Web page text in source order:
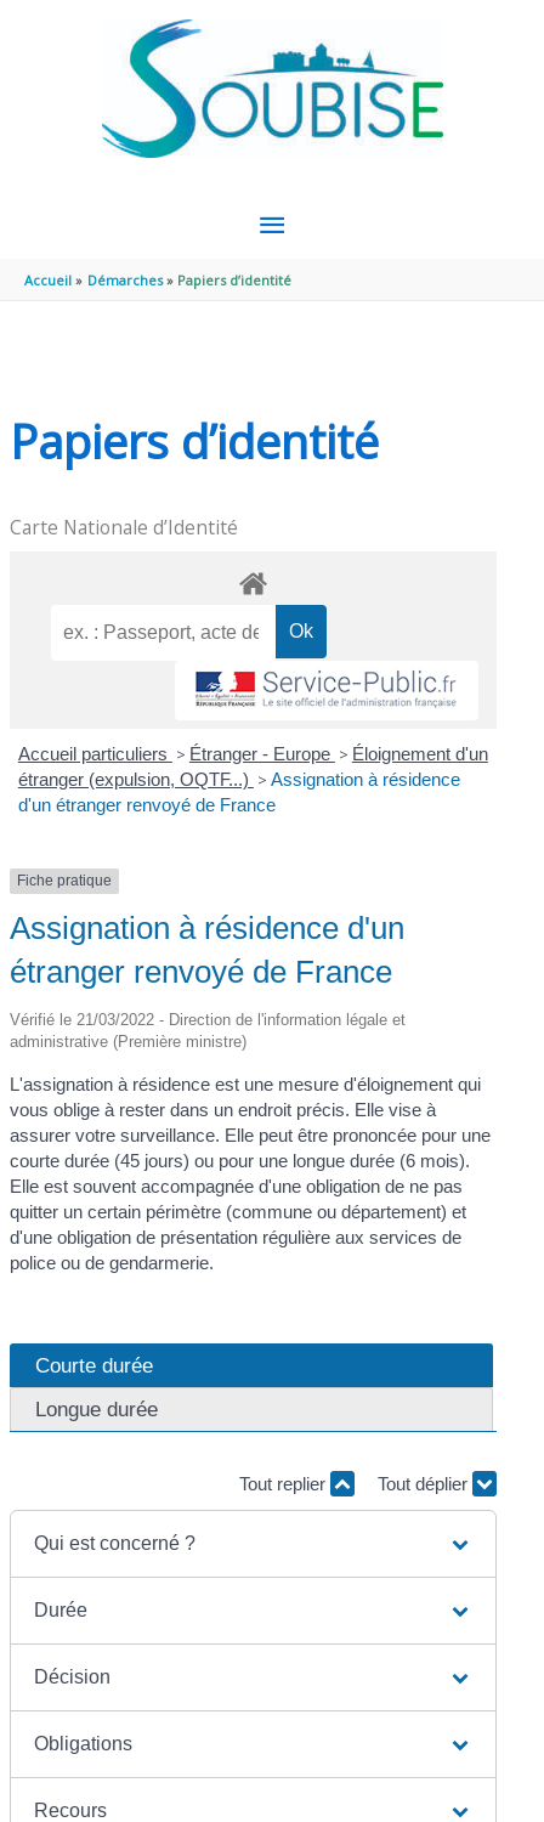
MENU
PRINCIPAL
Accueil Démarches Papiers d’identité
Papiers d’identité
Carte Nationale d’Identité
Accueil particuliers > Étranger - Europe > Éloignement d'un
étranger (expulsion, OQTF...) > Assignation à résidence
d'un étranger renvoyé de France
Fiche pratique
Assignation à résidence d'un
étranger renvoyé de France
Vérifié le 21/03/2022 - Direction de l'information légale et
administrative (Première ministre)
L'assignation à résidence est une mesure d'éloignement qui
vous oblige à rester dans un endroit précis. Elle vise à
assurer votre surveillance. Elle peut être prononcée pour une
courte durée (45 jours) ou pour une longue durée (6 mois).
Elle est souvent accompagnée d'une obligation de ne pas
quitter un certain périmètre (commune ou département) et
d'une obligation de présentation régulière aux services de
police ou de gendarmerie.
Courte durée
Longue durée
Tout replier Tout déplier
Qui est concerné ?
Durée
Décision
Obligations
Recours